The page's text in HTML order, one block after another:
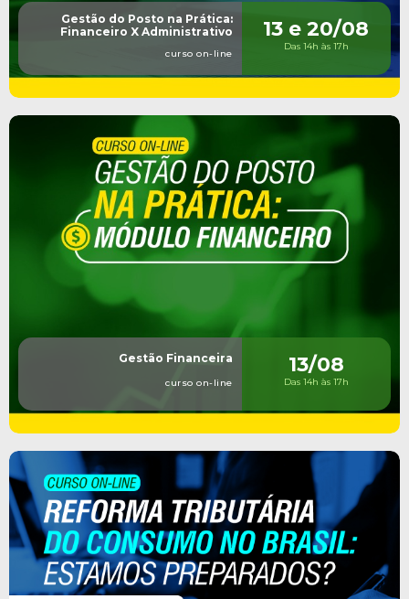
Gestão do Posto na Prática:
Financeiro X Administrativo
curso on-line
13 e 20/08
Das 14h às 17h
Gestão Financeira
curso on-line
13/08
Das 14h às 17h